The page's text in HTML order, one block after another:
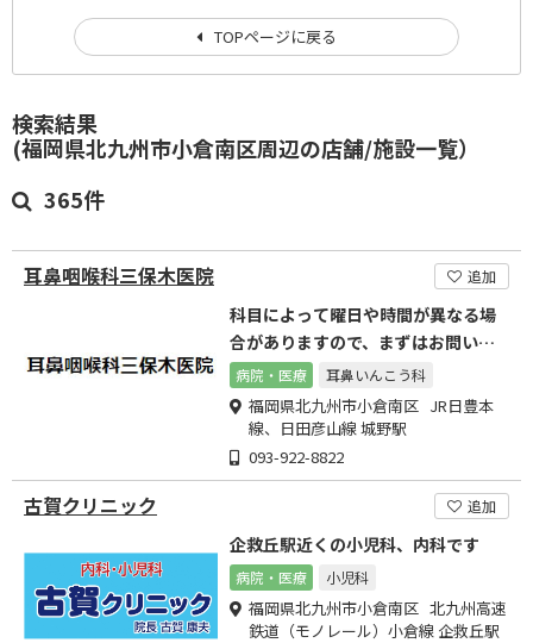
検索結果
(福岡県北九州市小倉南区周辺の店舗/施設一覧）
365件
耳鼻咽喉科三保木医院 追加
科目によって曜日や時間が異なる場
合がありますので、まずはお問い合
わせ下さい
病院・医療 耳鼻いんこう科
福岡県北九州市小倉南区 JR日豊本
線、日田彦山線 城野駅
093-922-8822
古賀クリニック 追加
企救丘駅近くの小児科、内科です
病院・医療 小児科
福岡県北九州市小倉南区 北九州高速
鉄道（モノレール）小倉線 企救丘駅
TOPページに戻る